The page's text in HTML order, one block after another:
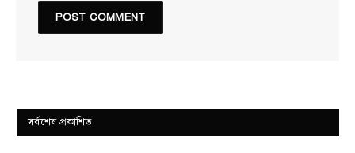
সর্বশেষ প্রকাশিত